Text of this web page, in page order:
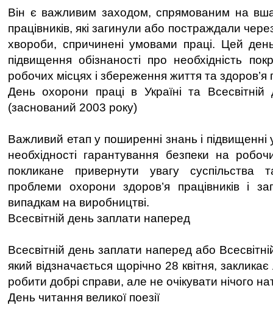
Він є важливим заходом, спрямованим на
працівників, які загинули або постраждали
хвороби, спричинені умовами праці. Цей
підвищення обізнаності про необхідність
робочих місцях і збереження життя та здоров’я
День охорони праці в Україні та
(заснований 2003 року)
Важливий етап у поширенні знань і підвищенні
необхідності гарантування безпеки на
покликане привернути увагу суспільства
проблеми охорони здоров’я працівників і
випадкам на виробництві.
Всесвітній день заплати наперед
Всесвітній день заплати наперед або
який відзначається щорічно 28 квітня,
робити добрі справи, але не очікувати нічого
День читання великої поезії